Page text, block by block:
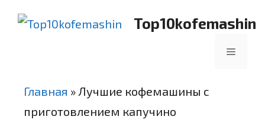
Top10kofemashin
Меню
Главная »Лучшие кофемашины с
приготовлением капучино